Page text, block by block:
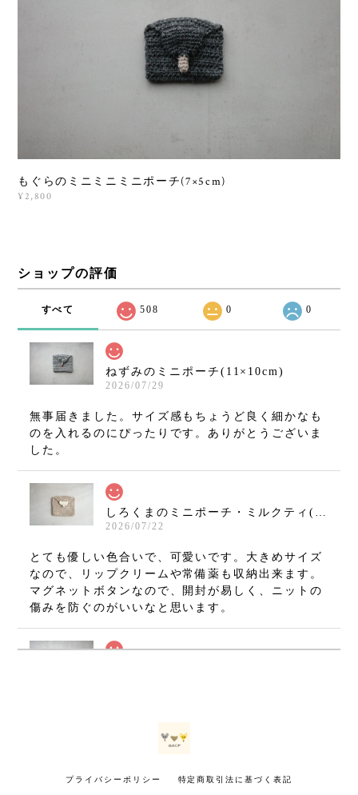
もぐらのミニミニミニポーチ(7×5cm)
¥2,800
ショップの評価
すべて 508 0 0
ねずみのミニポーチ(11×10cm)
2026/07/29
無事届きました。サイズ感もちょうど良く細かなも
のを入れるのにぴったりです。ありがとうございま
した。
しろくまのミニポーチ・ミルクティ(11×10cm)
2026/07/22
とても優しい色合いで、可愛いです。大きめサイズ
なので、リップクリームや常備薬も収納出来ます。
マグネットボタンなので、開封が易しく、ニットの
傷みを防ぐのがいいなと思います。
す！ 大切に使いたいと思います。 ありがとうござ
プライバシーポリシー 特定商取引法に基づく表記